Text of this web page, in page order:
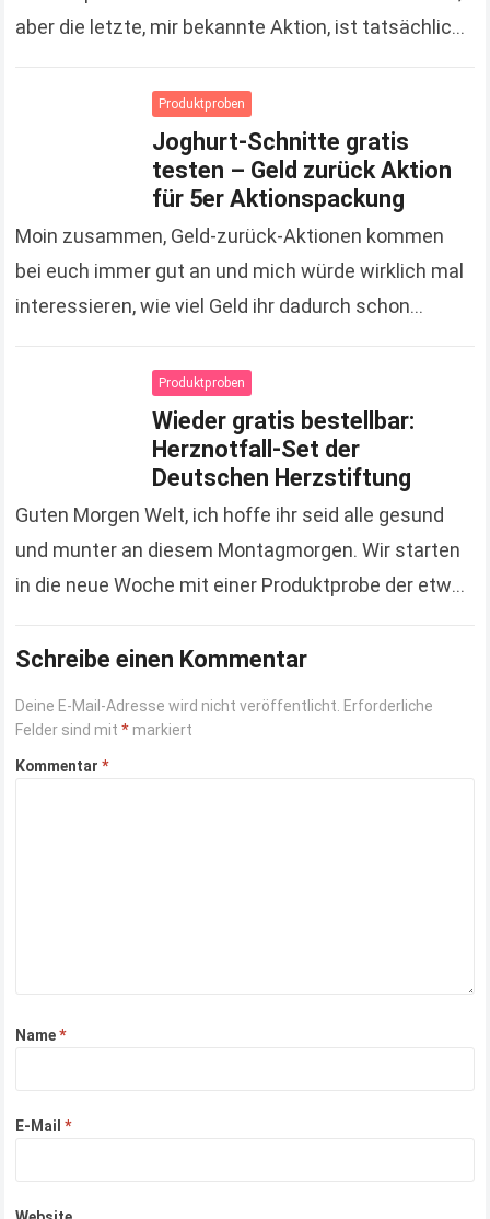
aber die letzte, mir bekannte Aktion, ist tatsächlich
Produktproben
Joghurt-Schnitte gratis
testen – Geld zurück Aktion
für 5er Aktionspackung
Moin zusammen, Geld-zurück-Aktionen kommen
bei euch immer gut an und mich würde wirklich mal
interessieren, wie viel Geld ihr dadurch schon
Unsummen, die…Read more
Produktproben
Wieder gratis bestellbar:
Herznotfall-Set der
Deutschen Herzstiftung
Guten Morgen Welt, ich hoffe ihr seid alle gesund
und munter an diesem Montagmorgen. Wir starten
in die neue Woche mit einer Produktprobe der etwas
Schreibe einen Kommentar
Deine E-Mail-Adresse wird nicht veröffentlicht. Erforderliche
Felder sind mit* markiert
Kommentar*
Name*
E-Mail*